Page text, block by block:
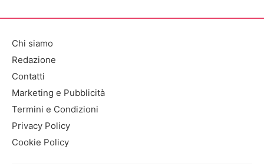
Chi siamo
Redazione
Contatti
Marketing e Pubblicità
Termini e Condizioni
Privacy Policy
Cookie Policy